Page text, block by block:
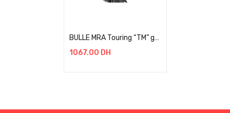
BULLE MRA Touring “TM” gris fumé, ABE BMW F 850 GS / RALLYE BJ 2021+
1067.00 DH